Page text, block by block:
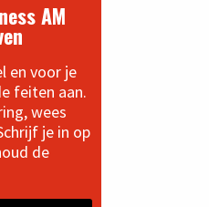
AM
en voor je
feiten aan.
wees
je in op
de